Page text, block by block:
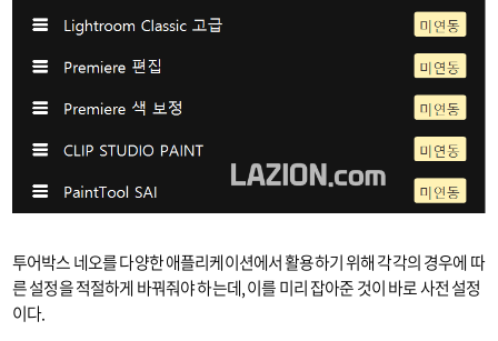
투어박스 네오를 다양한 애플리케이션에서 활용하기 위해 각각의 경우에 따
른 설정을 적절하게 바꿔줘야 하는데, 이를 미리 잡아준 것이 바로 사전 설정
이다.